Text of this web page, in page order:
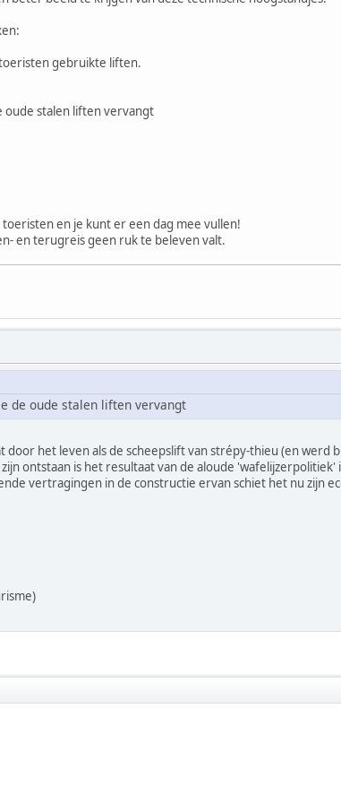
gebruikte liften.
oude stalen liften vervangt
en je kunt er een dag mee vullen!
en terugreis geen ruk te beleven valt.
de oude stalen liften vervangt
door het leven als de scheepslift van strépy-thieu (en werd
ontstaan is het resultaat van de aloude
vertragingen in de constructie ervan schiet het nu zijn